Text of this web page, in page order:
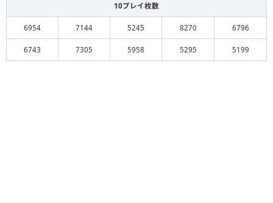
10プレイ枚数
6954 7144 5245 8270 6796
6743 7305 5958 5295 5199